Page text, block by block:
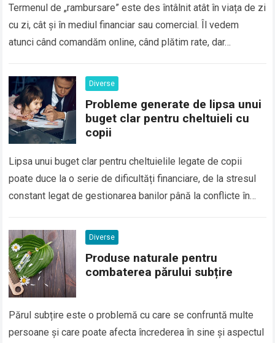
Termenul de „rambursare” este des întâlnit atât în viața de zi
cu zi, cât și în mediul financiar sau comercial. Îl vedem
atunci când comandăm online, când plătim rate, dar…
Diverse
Probleme generate de lipsa unui
buget clar pentru cheltuieli cu
copii
Lipsa unui buget clar pentru cheltuielile legate de copii
poate duce la o serie de dificultăți financiare, de la stresul
constant legat de gestionarea banilor până la conflicte în
Diverse
Produse naturale pentru
combaterea părului subțire
Părul subțire este o problemă cu care se confruntă multe
persoane și care poate afecta încrederea în sine și aspectul